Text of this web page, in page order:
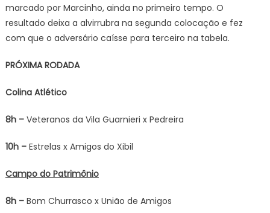
marcado por Marcinho, ainda no primeiro tempo. O
resultado deixa a alvirrubra na segunda colocação e fez
com que o adversário caísse para terceiro na tabela.
PRÓXIMA RODADA
Colina Atlético
8h – Veteranos da Vila Guarnieri x Pedreira
10h – Estrelas x Amigos do Xibil
Campo do Patrimônio
8h –Bom Churrasco x União de Amigos